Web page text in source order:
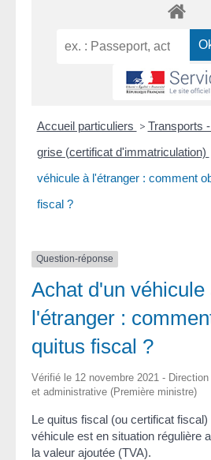
Accueil particuliers > Transports
grise (certificat d'immatriculation)
véhicule à l'étranger : comment
fiscal ?
Question-réponse
Achat d'un véhicule
l'étranger :
quitus fiscal ?
Vérifié le 12 novembre 2021 -
et administrative (Première ministre)
Le quitus fiscal (ou certificat fiscal)
véhicule est en situation régulière
la valeur ajoutée (TVA).